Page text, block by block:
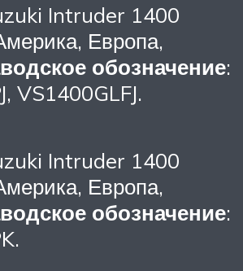
Intruder 1400
Европа,
обозначение:
VS1400GLFJ.
Intruder 1400
Европа,
обозначение: